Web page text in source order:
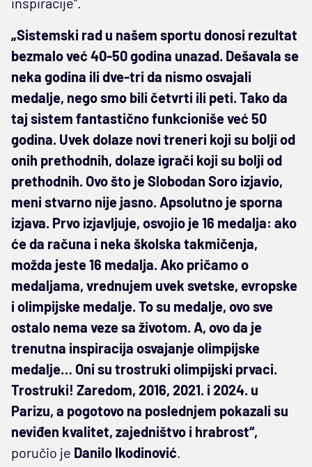
„Sistemski rad u našem sportu donosi rezultat
bezmalo već 40-50 godina unazad. Dešavala se
neka godina ili dve-tri da nismo osvajali
medalje, nego smo bili četvrti ili peti. Tako da
taj sistem fantastično funkcioniše već 50
godina. Uvek dolaze novi treneri koji su bolji od
onih prethodnih, dolaze igrači koji su bolji od
prethodnih. Ovo što je Slobodan Soro izjavio,
meni stvarno nije jasno. Apsolutno je sporna
izjava. Prvo izjavljuje, osvojio je 16 medalja: ako
će da računa i neka školska takmičenja,
možda jeste 16 medalja. Ako pričamo o
medaljama, vrednujem uvek svetske, evropske
i olimpijske medalje. To su medalje, ovo sve
ostalo nema veze sa životom. A, ovo da je
trenutna inspiracija osvajanje olimpijske
medalje… Oni su trostruki olimpijski prvaci.
Trostruki! Zaredom, 2016, 2021. i 2024. u
Parizu, a pogotovo na poslednjem pokazali su
neviđen kvalitet, zajedništvo i hrabrost“,
poručio je Danilo Ikodinović.